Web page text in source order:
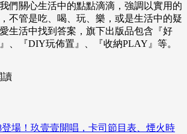
們關心生活中的點點滴滴，強調以實用的
不管是吃、喝、玩、樂，或是生活中的疑
生活中找到答案，旗下出版品包含『好
、『DIY玩佈置』、『收納PLAY』等。
讀
登場！玖壹壹開唱，卡司節目表、煙火時